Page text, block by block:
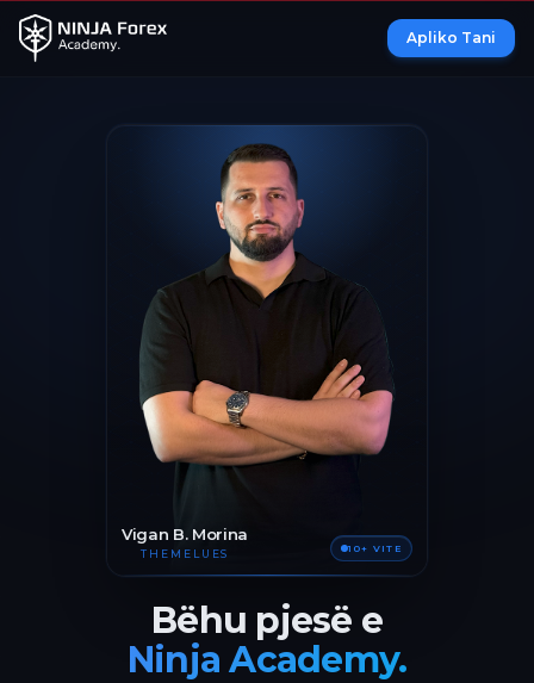
Apliko Tani
Vigan B. Morina
THEMELUES 10+ VITE
Bëhu pjesë e
Ninja Academy.